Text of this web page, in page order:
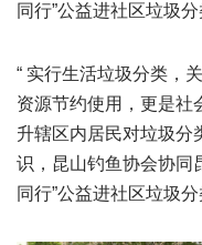
同行”公益进社区垃圾
“ 实行生活垃圾分类，
资源节约使用，更是社
升辖区内居民对垃圾分
识，昆山钓鱼协会协同
同行”公益进社区垃圾